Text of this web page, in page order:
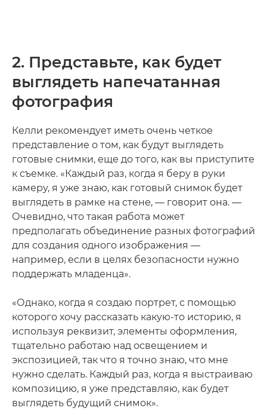
2. Представьте, как будет
выглядеть напечатанная
фотография
Келли рекомендует иметь очень четкое
представление о том, как будут выглядеть
готовые снимки, еще до того, как вы приступите
к съемке. «Каждый раз, когда я беру в руки
камеру, я уже знаю, как готовый снимок будет
выглядеть в рамке на стене, — говорит она. —
Очевидно, что такая работа может
предполагать объединение разных фотографий
для создания одного изображения —
например, если в целях безопасности нужно
поддержать младенца».
«Однако, когда я создаю портрет, с помощью
которого хочу рассказать какую-то историю, я
используя реквизит, элементы оформления,
тщательно работаю над освещением и
экспозицией, так что я точно знаю, что мне
нужно сделать. Каждый раз, когда я выстраиваю
композицию, я уже представляю, как будет
выглядеть будущий снимок».